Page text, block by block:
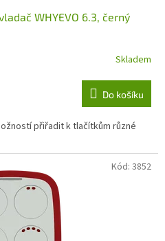
WHYEVO 6.3, černý
Skladem
Do košíku
přiřadit k tlačítkům různé
Kód: 3852